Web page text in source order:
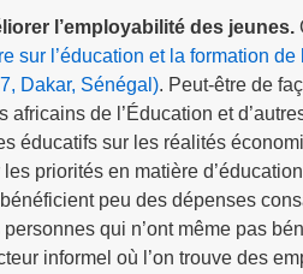
l’employabilité des jeunes.
sur l’éducation et la formation
Dakar, Sénégal). Peut-être de
de l’Éducation et
éducatifs sur les réalités
priorités en matière
peu des dépenses
qui n’ont même pas
informel où l’on trouve des